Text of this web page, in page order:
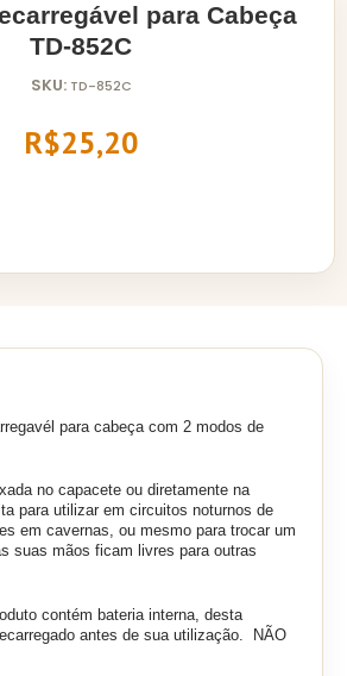
para Cabeça
TD-852C
SKU: TD-852C
R$25,20
para cabeça com 2 modos de
no capacete ou diretamente na
para utilizar em circuitos noturnos de
em cavernas, ou mesmo para trocar um
suas mãos ficam livres para outras
contém bateria interna, desta
antes de sua utilização. NÃO